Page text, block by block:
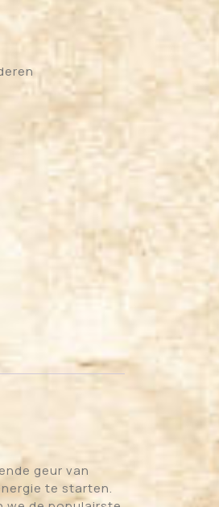
geur van
te starten.